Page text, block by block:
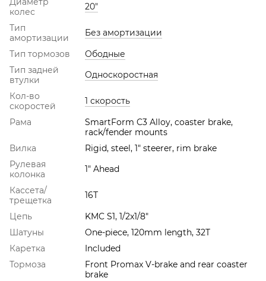
колес
20"
Тип
амортизации
Без амортизации
Тип тормозов
Ободные
Тип задней
втулки
Односкоростная
Кол-во
скоростей
1 скорость
Рама
SmartForm C3 Alloy, coaster brake,
rack/fender mounts
Вилка
Rigid, steel, 1" steerer, rim brake
Рулевая
колонка
1" Ahead
Кассета/
трещетка
16Т
Цепь
KMC S1, 1/2x1/8"
Шатуны
One-piece, 120mm length, 32T
Каретка
Included
Тормоза
Front Promax V-brake and rear coaster
brake